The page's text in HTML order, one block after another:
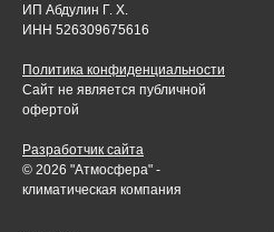
ИП Абдулин Г. Х.
ИНН 526309675616
Политика конфиденциальности
Сайт не является публичной
офертой
Разработчик сайта
© 2026 "Атмосфера" -
климатическая компания